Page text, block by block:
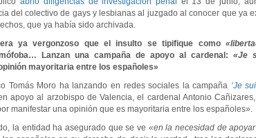
del colectivo de gays y lesbianas al juzgado al conocer que ya
que ya había sido archivada.
ya vergonzoso que el insulto se tipifique como
Lanzan una campaña de apoyo al cardenal: «Je
mayoritaria entre los españoles»
Tomás Moro ha lanzando en redes sociales la campaña ‘Je
apoyo al arzobispo de Valencia, el cardenal Antonio
manifestar una opinión que es mayoritaria entre los españoles».
la entidad ha asegurado que se ve «en la necesidad de